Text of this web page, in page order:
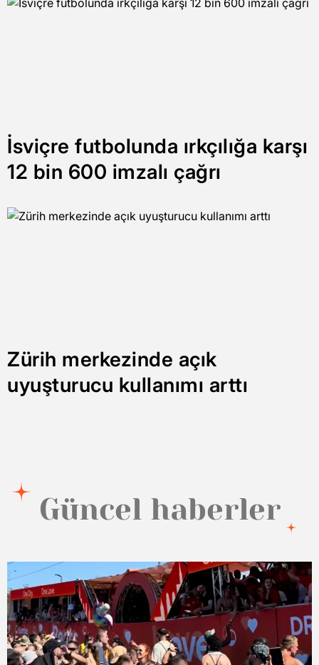
İsviçre futbolunda ırkçılığa karşı
12 bin 600 imzalı çağrı
Zürih merkezinde açık
uyuşturucu kullanımı arttı
Güncel haberler